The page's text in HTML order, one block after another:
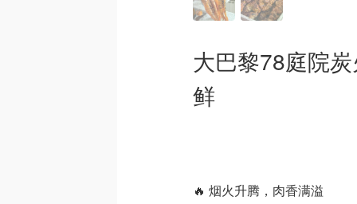
大巴黎78庭院
鲜
🔥 烟火升腾，肉香满溢